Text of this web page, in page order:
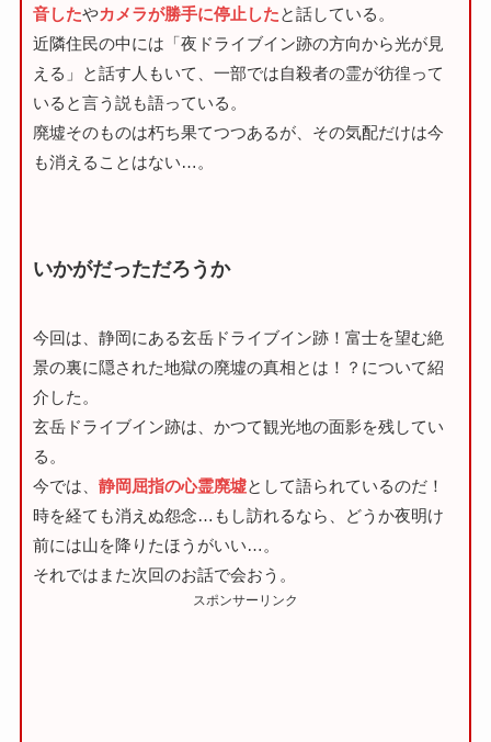
音したやカメラが勝手に停止したと話している。
近隣住民の中には「夜ドライブイン跡の方向から光が見
える」と話す人もいて、一部では自殺者の霊が彷徨って
いると言う説も語っている。
廃墟そのものは朽ち果てつつあるが、その気配だけは今
も消えることはない…。
いかがだっただろうか
今回は、静岡にある玄岳ドライブイン跡！富士を望む絶
景の裏に隠された地獄の廃墟の真相とは！？について紹
介した。
玄岳ドライブイン跡は、かつて観光地の面影を残してい
る。
今では、 静岡屈指の心霊廃墟として語られているのだ！
時を経ても消えぬ怨念…もし訪れるなら、どうか夜明け
前には山を降りたほうがいい…。
それではまた次回のお話で会おう。
スポンサーリンク